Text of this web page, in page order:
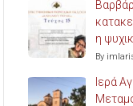
η
By
Ιερά